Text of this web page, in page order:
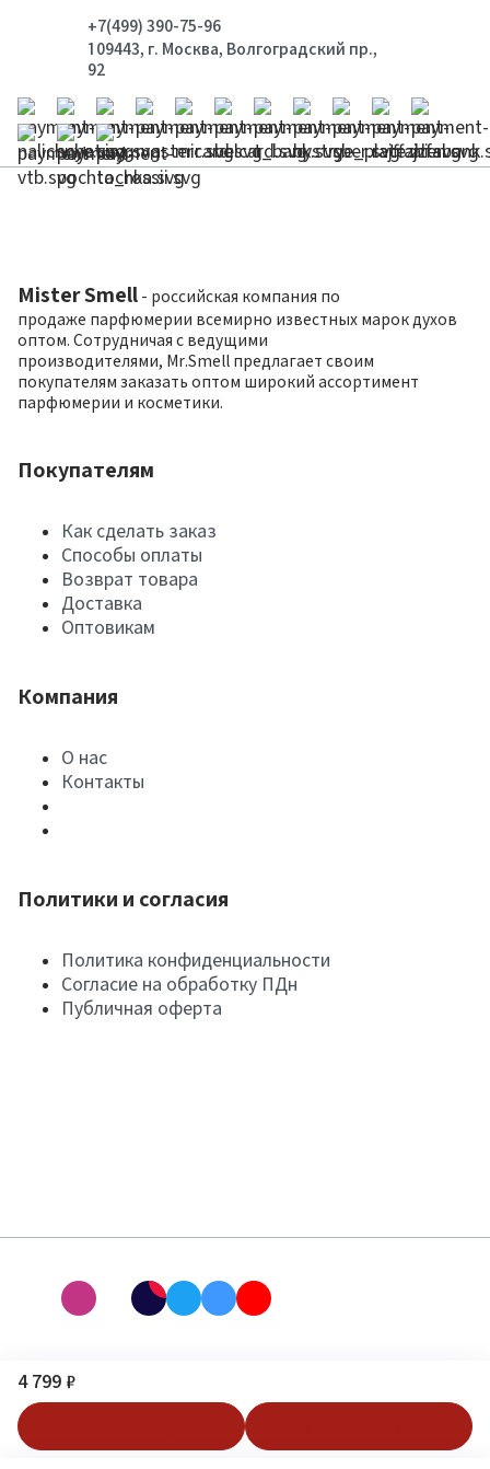
4 799 ₽
+7(499) 390-75-96
109443, г. Москва, Волгоградский пр.,
92
Mister Smell - российская компания по
продаже парфюмерии всемирно известных марок духов
оптом. Сотрудничая с ведущими
производителями, Mr.Smell предлагает своим
покупателям заказать оптом широкий ассортимент
парфюмерии и косметики.
Покупателям
Как сделать заказ
Способы оплаты
Возврат товара
Доставка
Оптовикам
Компания
О нас
Контакты
Политики и согласия
Политика конфиденциальности
Согласие на обработку ПДн
Публичная оферта